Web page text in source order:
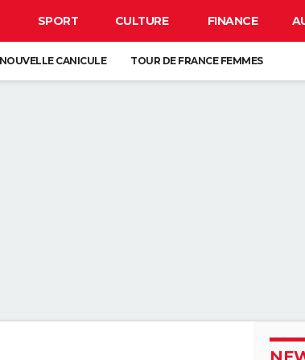
SPORT CULTURE FINANCE
NOUVELLE CANICULE TOUR DE FRANCE FEMMES